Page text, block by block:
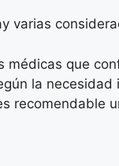
varias
que
la